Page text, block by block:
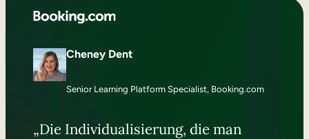
Cheney Dent
Senior Learning Platform Specialist, Booking.com
„Die Individualisierung, die man